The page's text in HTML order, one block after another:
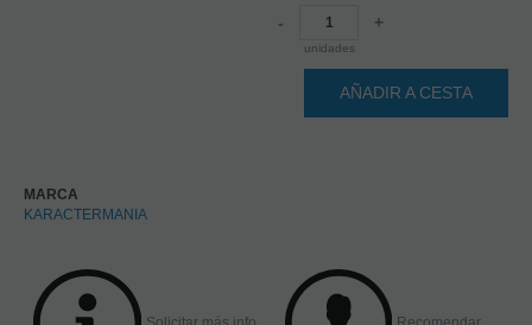
-
unidades
+
AÑADIR A CESTA
MARCA
KARACTERMANIA